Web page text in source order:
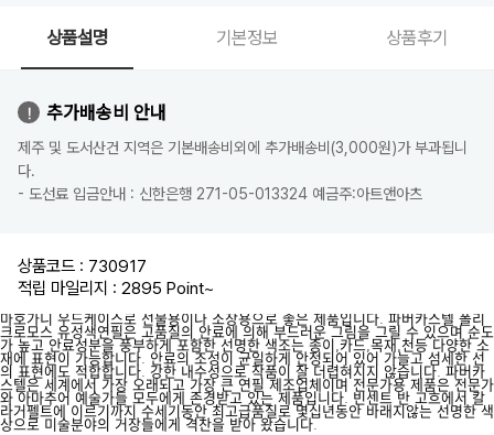
상품설명 기본정보 상품후기
추가배송비 안내
제주 및 도서산건 지역은 기본배송비외에 추가배송비(3,000원)가 부과됩니
다.
- 도선료 입금안내 : 신한은행 271-05-013324 예금주:아트앤아츠
상품코드 : 730917
적립 마일리지 : 2895 Point~
마호가니 우드케이스로 선물용이나 소장용으로 좋은 제품입니다. 파버카스텔 폴리
크로모스 유성색연필은 고품질의 안료에 의해 부드러운 그림을 그릴 수 있으며 순도
가 높고 안료성분을 풍부하게 포함한 선명한 색조는 종이,카드,목재,천등 다양한 소
재에 표현이 가능합니다. 안료의 조성이 균일하게 안정되어 있어 가늘고 섬세한 선
의 표현에도 적합합니다. 강한 내수성으로 작품이 잘 더렵혀지지 않습니다. 파버카
스텔은 세계에서 가장 오래되고 가장 큰 연필 제조업체이며 전문가용 제품은 전문가
와 아마추어 예술가들 모두에게 존경받고 있는 제품입니다. 빈센트 반 고흐에서 칼
라거펠트에 이르기까지 수세기동안 최고급품질로 몇십년동안 바래지않는 선명한 색
상으로 미술분야의 거장들에게 격찬을 받아 왔습니다.